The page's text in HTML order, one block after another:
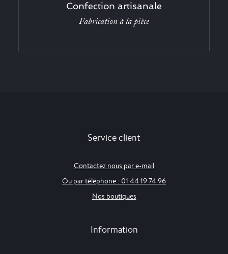
Confection artisanale
Fabrication à la pièce
Service client
Contactez nous par e-mail
Ou par téléphone : 01 44 19 74 96
Nos boutiques
Information